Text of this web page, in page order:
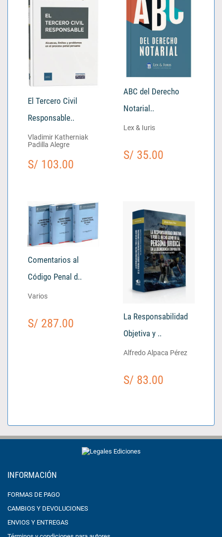
El Tercero Civil
Responsable..
Vladimir Katherniak
Padilla Alegre
S/ 103.00
ABC del Derecho
Notarial..
Lex & Iuris
S/ 35.00
Comentarios al
Código Penal d..
Varios
S/ 287.00
La Responsabilidad
Objetiva y ..
Alfredo Alpaca Pérez
S/ 83.00
INFORMACIÓN
FORMAS DE PAGO
CAMBIOS Y DEVOLUCIONES
ENVIOS Y ENTREGAS